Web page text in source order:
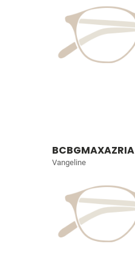
BCBGMAXAZRIA
Vangeline